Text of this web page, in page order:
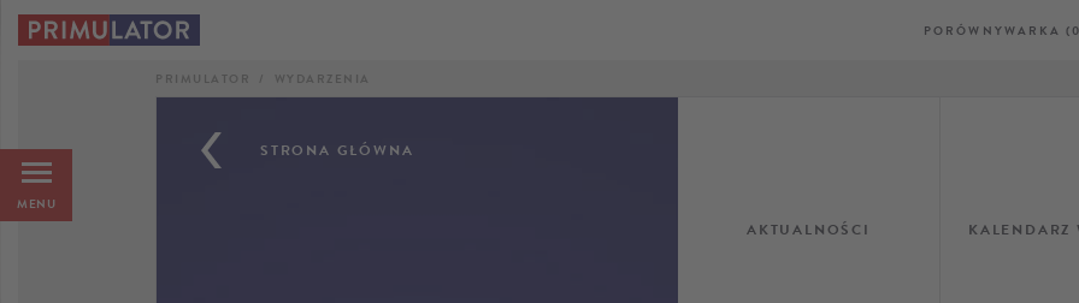
PORÓWNYWARKA
MENU
PRIMULATOR WYDARZENIA
STRONA GŁÓWNA
AKTUALNOŚCI KALENDARZ